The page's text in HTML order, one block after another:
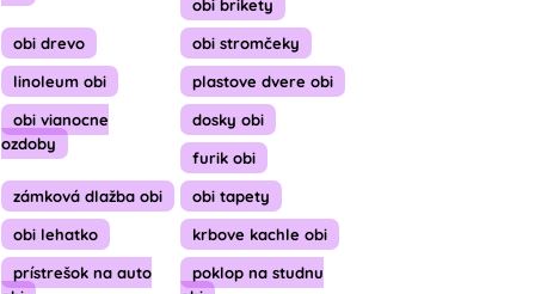
obi brikety
obi drevo
obi stromčeky
linoleum obi
plastove dvere obi
obi vianocne
ozdoby
dosky obi
furik obi
zámková dlažba obi
obi tapety
obi lehatko
krbove kachle obi
prístrešok na auto
poklop na studnu